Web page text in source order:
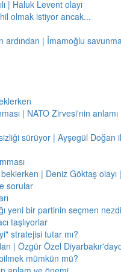
| Haluk Levent olayı
olmak istiyor ancak...
ardından | İmamoğlu
| NATO Zirvesi'nin
sürüyor | Ayşegül Doğan
| Deniz Göktaş
sorular
bir partinin seçmen
taşlıyorlar
stratejisi tutar mı?
| Özgür Özel
mümkün mü?